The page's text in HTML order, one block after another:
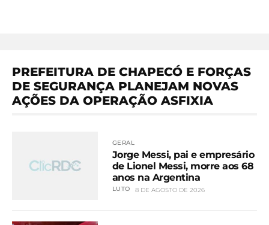
PREFEITURA DE CHAPECÓ E FORÇAS
DE SEGURANÇA PLANEJAM NOVAS
AÇÕES DA OPERAÇÃO ASFIXIA
GERAL
Jorge Messi, pai e empresário
de Lionel Messi, morre aos 68
anos na Argentina
LUTO 8 DE AGOSTO DE 2026